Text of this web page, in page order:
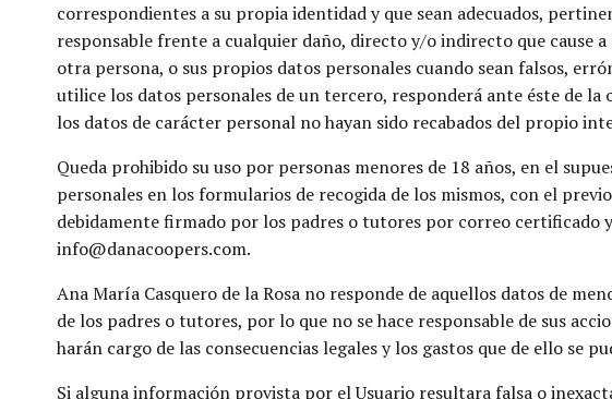
correspondientes a su propia identidad y que sean adecuados,
responsable frente a cualquier daño, directo y/o indirecto que cause
otra persona, o sus propios datos personales cuando sean falsos,
utilice los datos personales de un tercero, responderá ante éste de
los datos de carácter personal no hayan sido recabados del propio
Queda prohibido su uso por personas menores de 18 años, en el
personales en los formularios de recogida de los mismos, con el
debidamente firmado por los padres o tutores por correo
info@danacoopers.com.
Ana María Casquero de la Rosa no responde de aquellos datos de
de los padres o tutores, por lo que no se hace responsable de sus
harán cargo de las consecuencias legales y los gastos que de ello se
Si alguna información provista por el Usuario resultara falsa o